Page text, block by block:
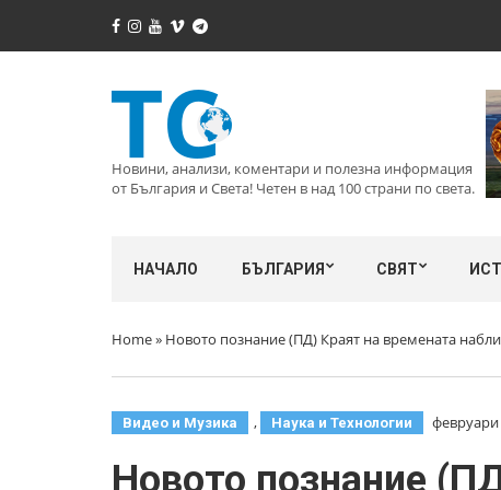
Новини, анализи, коментари и полезна информация
от България и Света! Четен в над 100 страни по света.
НАЧАЛО БЪЛГАРИЯ СВЯТ
Home» Новото познание (ПД) Краят на времената
Видео и Музика , Наука и Технологии февруари
Новото познание